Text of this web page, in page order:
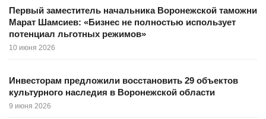
Первый заместитель начальника Воронежской таможни
Марат Шамсиев: «Бизнес не полностью использует
потенциал льготных режимов»
10 июня 2026
Инвесторам предложили восстановить 29 объектов
культурного наследия в Воронежской области
9 июня 2026